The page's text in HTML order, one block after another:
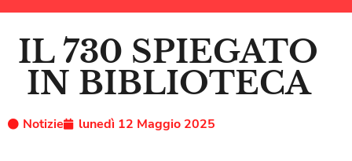
IL 730 SPIEGATO
IN BIBLIOTECA
Notizie lunedì 12 Maggio 2025